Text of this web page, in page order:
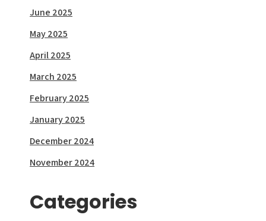
June 2025
May 2025
April 2025
March 2025
February 2025
January 2025
December 2024
November 2024
Categories